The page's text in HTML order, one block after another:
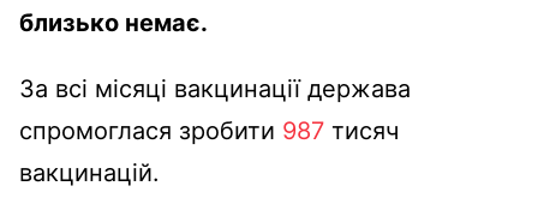
близько немає.
За всі місяці вакцинації держава
спромоглася зробити 987 тисяч
вакцинацій.